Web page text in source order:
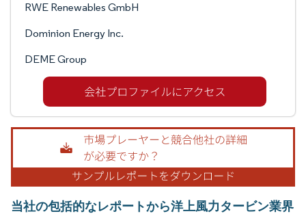
RWE Renewables GmbH
Dominion Energy Inc.
DEME Group
当社の包括的なレポートから洋上風力タービン業界